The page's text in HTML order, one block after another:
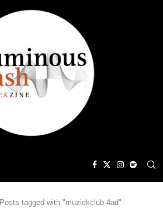
Posts tagged with "muziekclub 4ad"